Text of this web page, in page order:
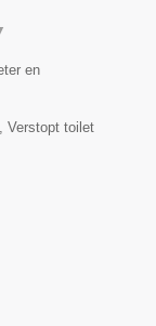
en
Verstopt toilet